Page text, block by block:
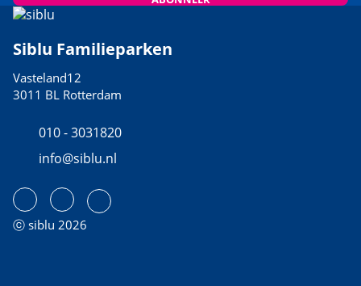
Siblu Familieparken
Vasteland12
3011 BL Rotterdam
010 - 3031820
info@siblu.nl
ⓒ siblu 2026